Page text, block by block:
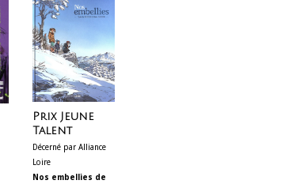
Prix Jeune
Talent
Décerné par Alliance
Loire
Nos embellies de